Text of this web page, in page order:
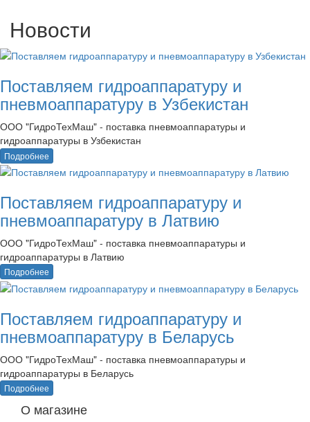
Новости
Поставляем гидроаппаратуру и
пневмоаппаратуру в Узбекистан
ООО "ГидроТехМаш" - поставка пневмоаппаратуры и
гидроаппаратуры в Узбекистан
Подробнее
Поставляем гидроаппаратуру и
пневмоаппаратуру в Латвию
ООО "ГидроТехМаш" - поставка пневмоаппаратуры и
гидроаппаратуры в Латвию
Подробнее
Поставляем гидроаппаратуру и
пневмоаппаратуру в Беларусь
ООО "ГидроТехМаш" - поставка пневмоаппаратуры и
гидроаппаратуры в Беларусь
Подробнее
О магазине